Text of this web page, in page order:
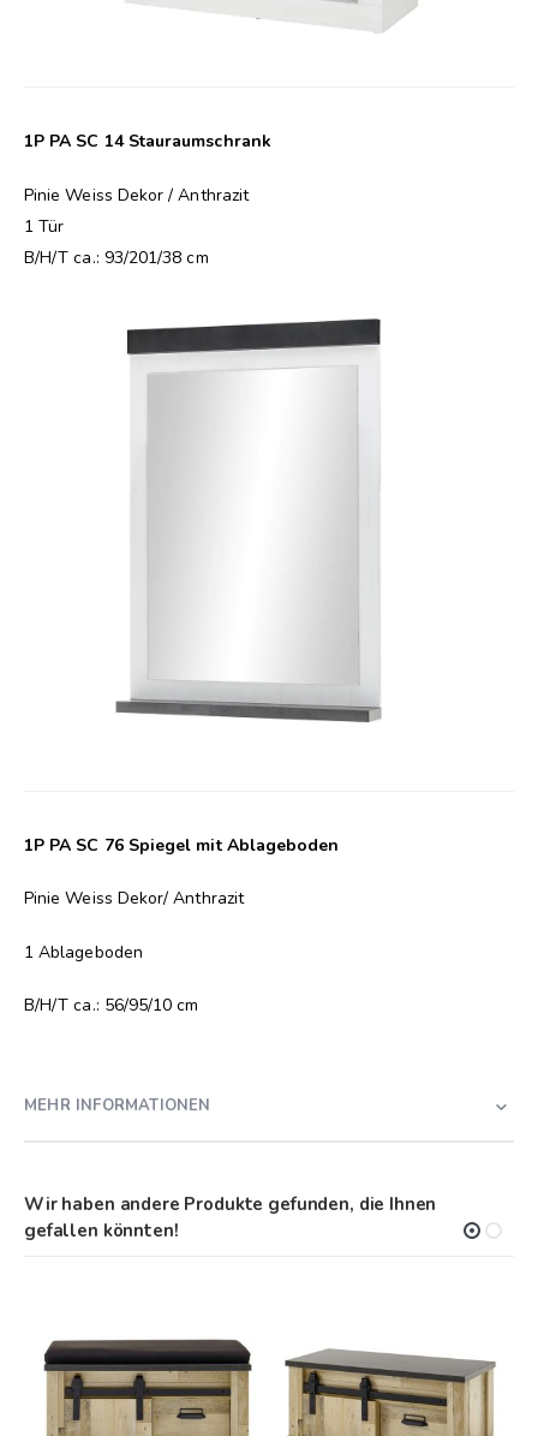
1P PA SC 14 Stauraumschrank
Pinie Weiss Dekor / Anthrazit
1 Tür
B/H/T ca.: 93/201/38 cm
1P PA SC 76 Spiegel mit Ablageboden
Pinie Weiss Dekor/ Anthrazit
1 Ablageboden
B/H/T ca.: 56/95/10 cm
MEHR INFORMATIONEN
Wir haben andere Produkte gefunden, die Ihnen
gefallen könnten!